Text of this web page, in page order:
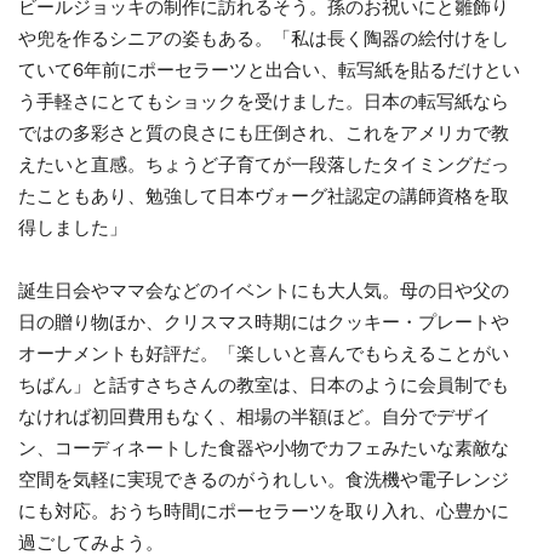
ビールジョッキの制作に訪れるそう。孫のお祝いにと雛飾り
や兜を作るシニアの姿もある。「私は長く陶器の絵付けをし
ていて6年前にポーセラーツと出合い、転写紙を貼るだけとい
う手軽さにとてもショックを受けました。日本の転写紙なら
ではの多彩さと質の良さにも圧倒され、これをアメリカで教
えたいと直感。ちょうど子育てが一段落したタイミングだっ
たこともあり、勉強して日本ヴォーグ社認定の講師資格を取
得しました」
誕生日会やママ会などのイベントにも大人気。母の日や父の
日の贈り物ほか、クリスマス時期にはクッキー・プレートや
オーナメントも好評だ。「楽しいと喜んでもらえることがい
ちばん」と話すさちさんの教室は、日本のように会員制でも
なければ初回費用もなく、相場の半額ほど。自分でデザイ
ン、コーディネートした食器や小物でカフェみたいな素敵な
空間を気軽に実現できるのがうれしい。食洗機や電子レンジ
にも対応。おうち時間にポーセラーツを取り入れ、心豊かに
過ごしてみよう。